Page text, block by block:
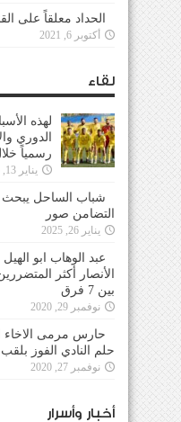
الحداد معلقاً على
أكتوبر 6, 2021
لقاء
لهذه
الدوري
رسمياً
يناير 13, 2026
شباب الساحل يبحث
التضامن صور
يناير 26, 2025
عبد الوهاب ابو
الأنصار أكثر
بين 7 فرق
نوفمبر 29, 2020
حارس مرمى الاخاء
حلم النادي الفوز
نوفمبر 27, 2020
أخبار وأسرار